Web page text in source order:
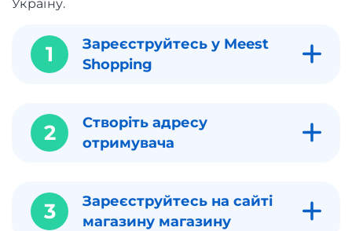
Україну.
1
Зареєструйтесь у Meest
Shopping
2
Створіть адресу
отримувача
3
Зареєструйтесь на сайті
магазину магазину